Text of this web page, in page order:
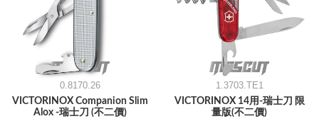
0.8170.26
VICTORINOX Companion Slim
Alox -瑞士刀 (不二價)
1.3703.TE1
VICTORINOX 14用-瑞士刀 限
量版(不二價)